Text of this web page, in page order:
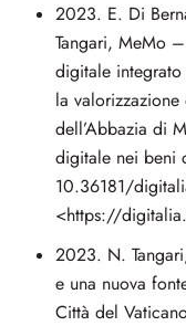
2023. E. Di
Tangari, MeMo
digitale
la
dell’Abbazia di
digitale nei beni
10.36181/
<https://
2023. N.
e una nuova
Città del